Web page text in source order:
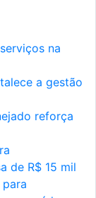
na
a gestão
reforça
de R$ 15 mil